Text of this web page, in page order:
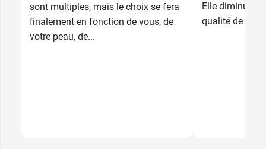
sont multiples, mais le choix se fera
finalement en fonction de vous, de
votre peau, de...
Elle diminue
qualité de vie,